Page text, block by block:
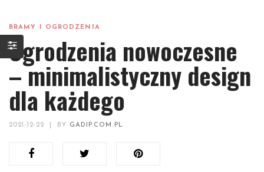
BRAMY I OGRODZENIA
Ogrodzenia nowoczesne
– minimalistyczny design
dla każdego
2021-12-22 BY GADIP.COM.PL